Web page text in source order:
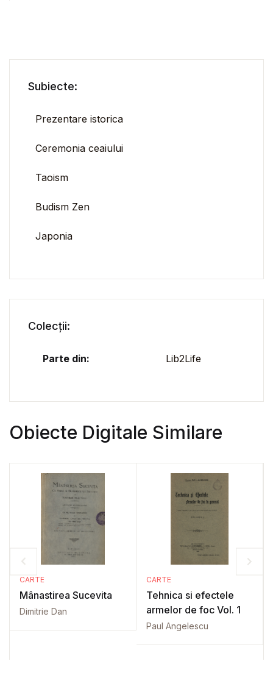
Subiecte:
Prezentare istorica
Ceremonia ceaiului
Taoism
Budism Zen
Japonia
Colecții:
Parte din: Lib2Life
Obiecte Digitale Similare
CARTE
Mânastirea Sucevita
Dimitrie Dan
CARTE
Tehnica si efectele
armelor de foc Vol. 1
Paul Angelescu